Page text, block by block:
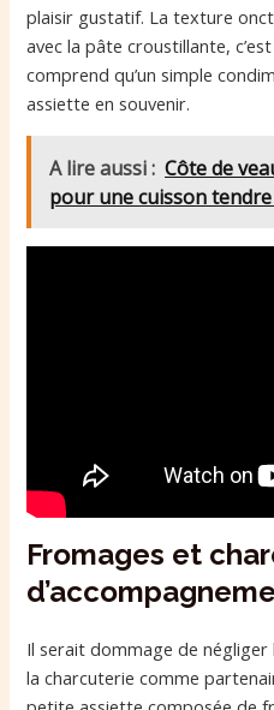
plaisir gustatif. La texture
avec la pâte croustillante,
comprend qu’un simple
assiette en souvenir.
A lire aussi : Côte de
pour une cuisson
Fromages et
Il serait dommage de
la charcuterie comme